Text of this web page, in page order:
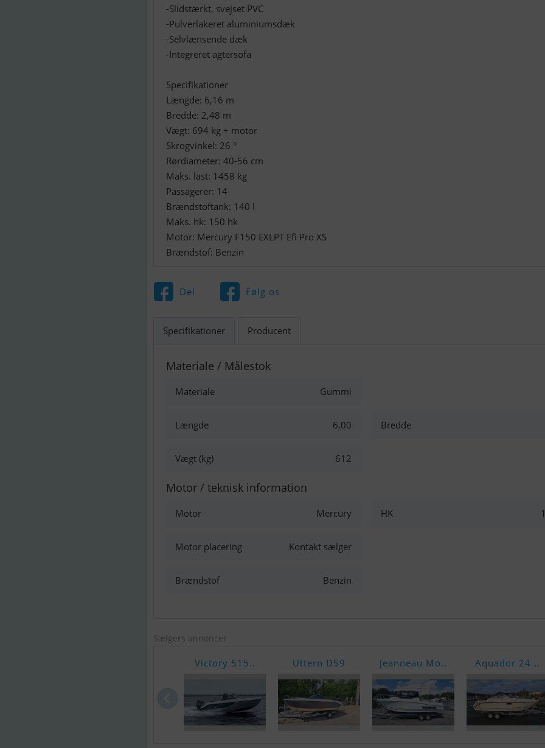
-Slidstærkt, svejset PVC
-Pulverlakeret aluminiumsdæk
-Selvlænsende dæk
-Integreret agtersofa
Specifikationer
Længde: 6,16 m
Bredde: 2,48 m
Vægt: 694 kg + motor
Skrogvinkel: 26 °
Rørdiameter: 40-56 cm
Maks. last: 1458 kg
Passagerer: 14
Brændstoftank: 140 l
Maks. hk: 150 hk
Motor: Mercury F150 EXLPT Efi Pro XS
Brændstof: Benzin
Del Følg os
Specifikationer Producent
Materiale / Målestok
Materiale Gummi
Længde 6,00 Bredde
Vægt (kg) 612
Motor / teknisk information
Motor Mercury HK
Motor placering Kontakt sælger
Brændstof Benzin
Sælgers annoncer
Victory 515.. Uttern D59 Jeanneau Mo.. Aquador 24 ..